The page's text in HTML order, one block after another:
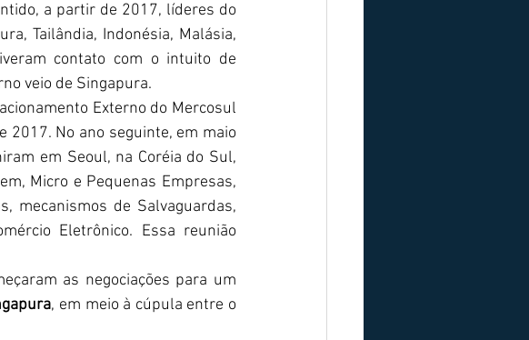
a partir de 2017, líderes do
Tailândia, Indonésia, Malásia,
veio de Singapura.
2017. No ano seguinte, em maio
em Seoul, na Coréia do Sul,
Micro e Pequenas Empresas,
mecanismos de Salvaguardas,
Eletrônico. Essa reunião
, em meio à cúpula entre o